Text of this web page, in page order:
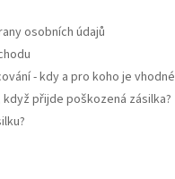
osobních údajů
- kdy a pro koho je vhodné
přijde poškozená zásilka?